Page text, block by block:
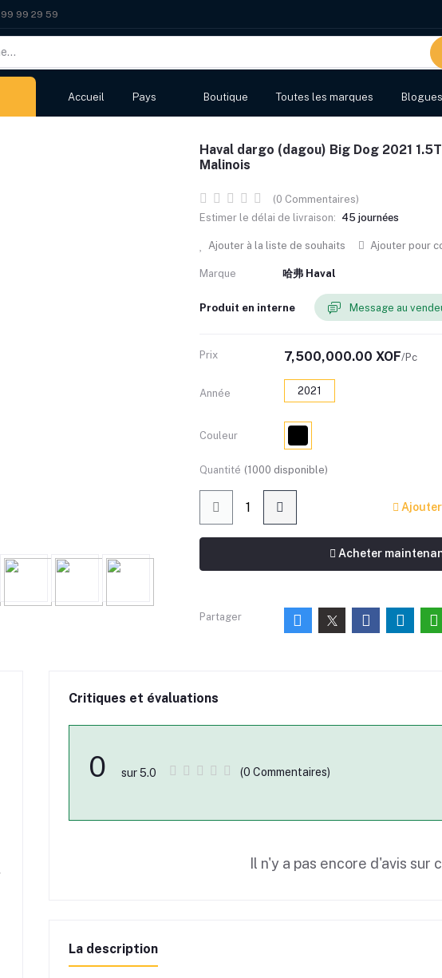
99 29 59
Accueil Pays Boutique Toutes les marques Blogues
Haval dargo (dagou) Big Dog 2021
Malinois
(0 Commentaires)
Estimer le délai de livraison: 45 journées
Ajouter à la liste de souhaits Ajouter pour
Marque 哈弗 Haval
Produit en interne Message au
Prix 7,500,000.00 XOF/Pc
Année 2021
Couleur
Quantité (1000 disponible)
Acheter
Partager
Critiques et évaluations
0 sur 5.0 (0 Commentaires)
Il n'y a pas encore d'avis sur
La description